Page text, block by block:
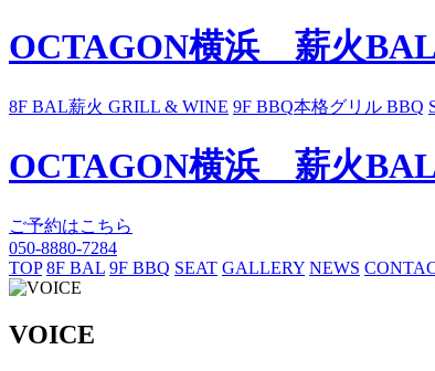
OCTAGON横浜 薪火
8F BAL薪火 GRILL & WINE 9F BBQ本格グリル BBQ
OCTAGON横浜 薪火
ご予約はこちら
050-8880-7284
TOP 8F BAL 9F BBQ SEAT GALLERY NEWS
VOICE